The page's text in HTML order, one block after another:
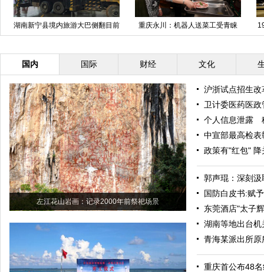
湖南新宁县境内旅游大巴侧翻目前
已致6人死亡
重庆永川：机器人送菜工受青睐
国内 国际 财经 文化
左江花山岩画：记录2000年前祭祀场景
沪浙试点招生
卫计委医药医
个人信息泄露
中宣部最高检
政策有"红包"
郭声琨：深刻
国防白皮书:赋
东莞酒店"太子
湖南等地出台
青海某派出所
重庆首公布48